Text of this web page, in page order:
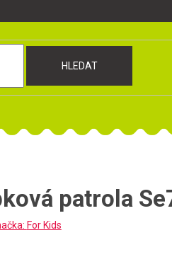
HLEDAT
patrola
For Kids